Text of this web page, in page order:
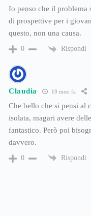
Io penso che il problema
di prospettive per i
questo, non una causa.
0 Rispondi
Claudia 10 mesi fa
Che bello che si pensi al
isolata, magari avere
fantastico. Però poi
davvero.
0 Rispondi